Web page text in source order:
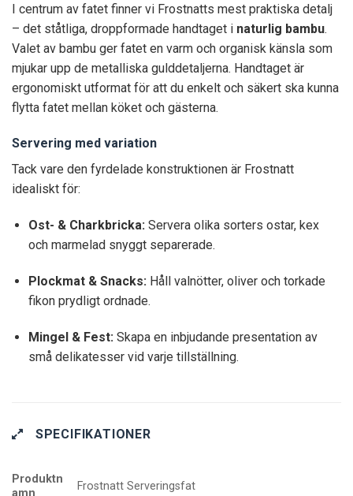
I centrum av fatet finner vi Frostnatts mest praktiska detalj
– det ståtliga, droppformade handtaget i naturlig bambu.
Valet av bambu ger fatet en varm och organisk känsla som
mjukar upp de metalliska gulddetaljerna. Handtaget är
ergonomiskt utformat för att du enkelt och säkert ska kunna
flytta fatet mellan köket och gästerna.
Servering med variation
Tack vare den fyrdelade konstruktionen är Frostnatt
idealiskt för:
Ost- & Charkbricka:Servera olika sorters ostar, kex
och marmelad snyggt separerade.
Plockmat & Snacks:Håll valnötter, oliver och torkade
fikon prydligt ordnade.
Mingel & Fest:Skapa en inbjudande presentation av
små delikatesser vid varje tillställning.
SPECIFIKATIONER
Produktn
amn
Frostnatt Serveringsfat